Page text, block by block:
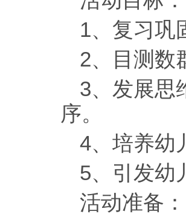
1、复习巩
2、目测数
3、发展思
序。
4、培养幼
5、引发幼
活动准备：